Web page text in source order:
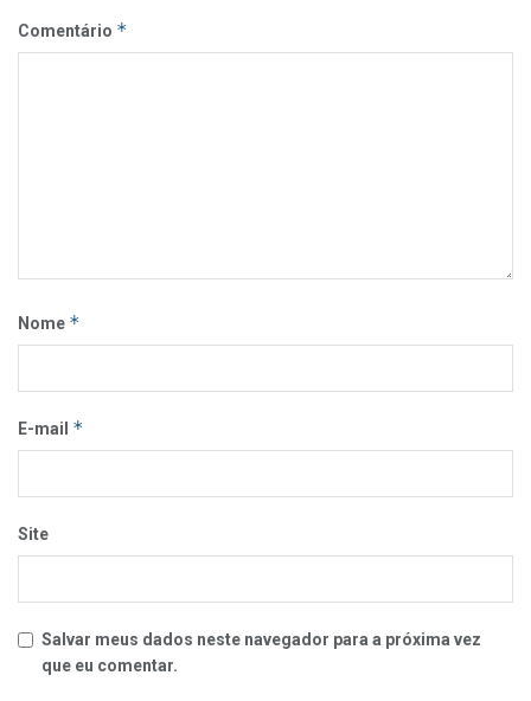
Comentário *
Nome *
E-mail *
Site
Salvar meus dados neste navegador para a próxima vez
que eu comentar.